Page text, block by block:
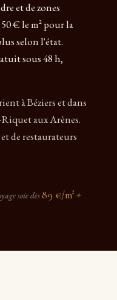
et de zones
€ le m² pour la
selon l'état.
sous 48 h,
à Béziers et dans
aux Arènes.
de restaurateurs
soie dès 89 €/m² ✦